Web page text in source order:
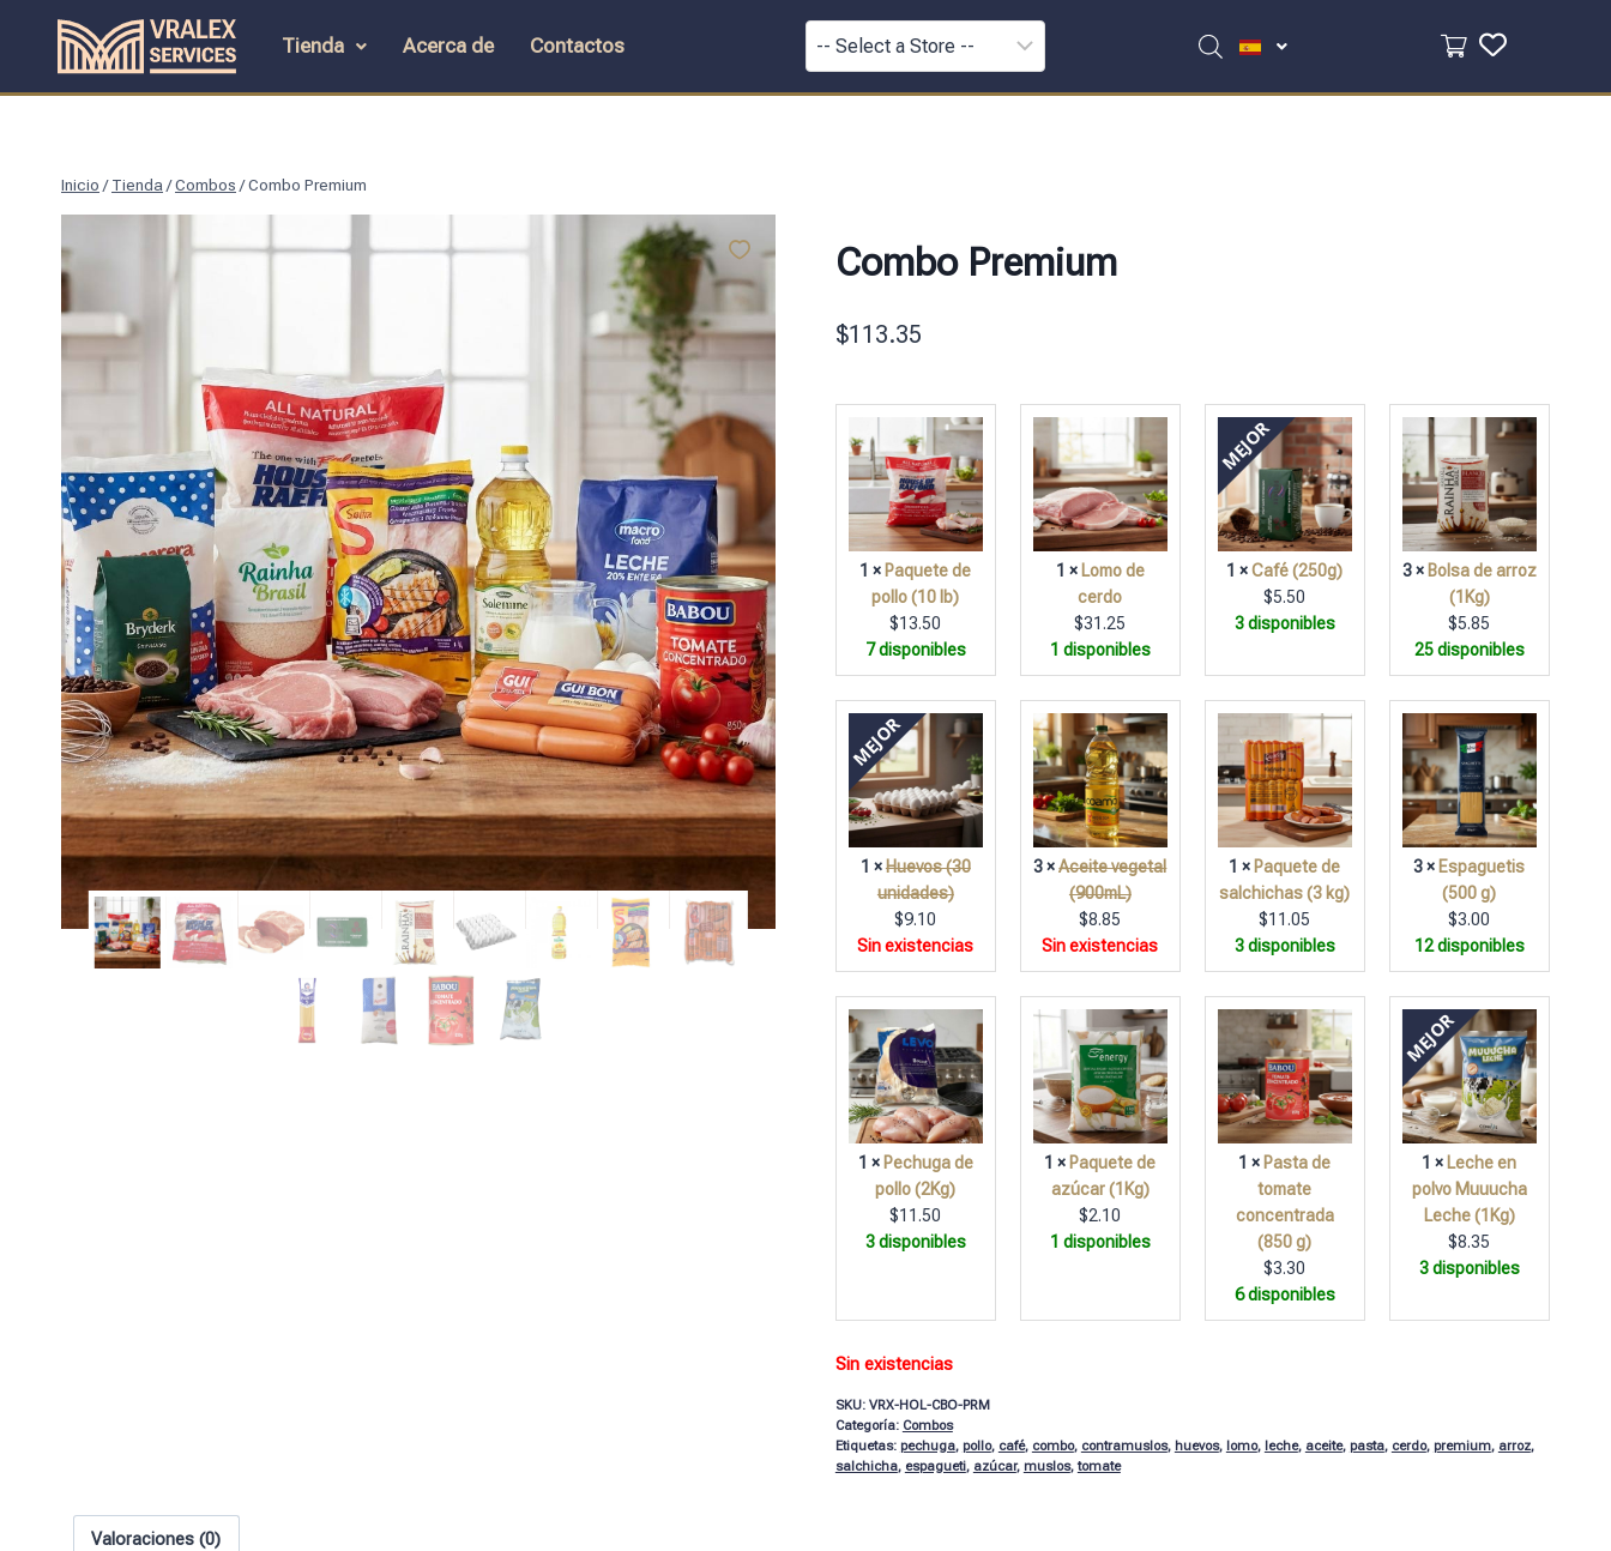
Tienda Acerca de Contactos
Inicio / Tienda /Combos /Combo Premium
Combo Premium
$113.35
1 × Paquete de
pollo (10 lb)
$13.50
7 disponibles
1 × Lomo de
cerdo
$31.25
1 disponibles
MEJOR
1 ×Café (250g)
$5.50
3 disponibles
3 × Bolsa de arroz
(1Kg)
$5.85
25 disponibles
MEJOR
1 ×Huevos (30
unidades)
$9.10
Sin existencias
3 ×Aceite vegetal
(900mL)
$8.85
Sin existencias
1 × Paquete de
salchichas (3 kg)
$11.05
3 disponibles
3 × Espaguetis
(500 g)
$3.00
12 disponibles
1 × Pechuga de
pollo (2Kg)
$11.50
3 disponibles
1 × Paquete de
azúcar (1Kg)
$2.10
1 disponibles
1 × Pasta de
tomate
concentrada
(850 g)
$3.30
6 disponibles
MEJOR
1 × Leche en
polvo Muuucha
Leche (1Kg)
$8.35
3 disponibles
Sin existencias
SKU: VRX-HOL-CBO-PRM
Categoría: Combos
Etiquetas: pechuga, pollo, café, combo, contramuslos, huevos, lomo, leche, aceite, pasta, cerdo, premium, arroz,
salchicha, espagueti, azúcar, muslos,tomate
Valoraciones (0)